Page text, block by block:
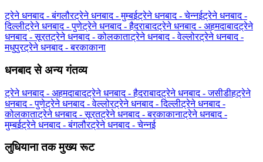
ट्रेने धनबाद - बंगलौरट्रेने धनबाद - मुम्बईट्रेने धनबाद - चेन्नईट्रेने धनबाद -
दिल्लीट्रेने धनबाद - पुणेट्रेने धनबाद - हैदराबादट्रेने धनबाद - अहमदाबादट्रेने
धनबाद - सूरतट्रेने धनबाद - कोलकाताट्रेने धनबाद - वेल्लोरट्रेने धनबाद -
मधुपुरट्रेने धनबाद - बरकाकाना
धनबाद से अन्य गंतव्य
ट्रेने धनबाद - अहमदाबादट्रेने धनबाद - हैदराबादट्रेने धनबाद - जसीडीहट्रेने
धनबाद - पुणेट्रेने धनबाद - वेल्लोरट्रेने धनबाद - दिल्लीट्रेने धनबाद -
कोलकाताट्रेने धनबाद - सूरतट्रेने धनबाद - बरकाकानाट्रेने धनबाद -
मुम्बईट्रेने धनबाद - बंगलौरट्रेने धनबाद - चेन्नई
लुधियाना तक मुख्य रूट